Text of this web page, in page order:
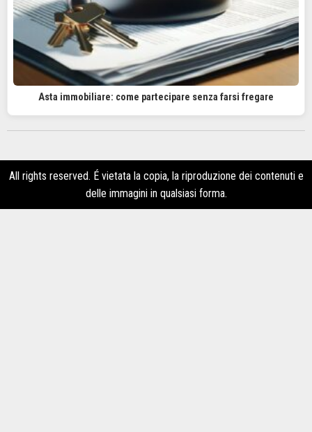
Asta immobiliare: come partecipare senza farsi fregare
All rights reserved. É vietata la copia, la riproduzione dei contenuti e
delle immagini in qualsiasi forma.